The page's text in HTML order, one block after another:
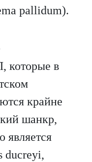
pallidum).
которые в
крайне
шанкр,
является
ducreyi,